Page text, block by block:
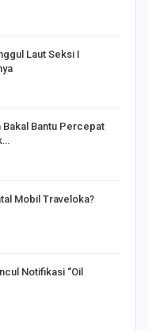
Laut Seksi I
Bantu Percepat
Mobil Traveloka?
Notifikasi “Oil